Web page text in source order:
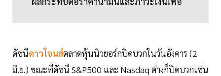
ดัชนีดาวโจนส์ตลาดหุ้นนิวยอร์กปิดบวกในวันอังคาร (2
มิ.ย.) ขณะที่ดัชนี S&P500 และ Nasdaq ต่างก็ปิดบวกเช่น